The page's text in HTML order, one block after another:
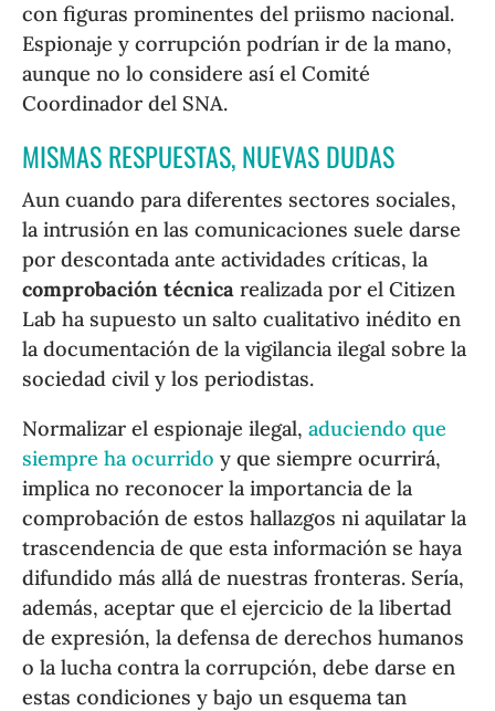
con figuras prominentes del priismo nacional.
Espionaje y corrupción podrían ir de la mano,
aunque no lo considere así el Comité
Coordinador del SNA.
MISMAS RESPUESTAS, NUEVAS DUDAS
Aun cuando para diferentes sectores sociales,
la intrusión en las comunicaciones suele darse
por descontada ante actividades críticas, la
comprobación técnica realizada por el Citizen
Lab ha supuesto un salto cualitativo inédito en
la documentación de la vigilancia ilegal sobre la
sociedad civil y los periodistas.
Normalizar el espionaje ilegal,aduciendo que
siempre ha ocurrido y que siempre ocurrirá,
implica no reconocer la importancia de la
comprobación de estos hallazgos ni aquilatar la
trascendencia de que esta información se haya
difundido más allá de nuestras fronteras. Sería,
además, aceptar que el ejercicio de la libertad
de expresión, la defensa de derechos humanos
o la lucha contra la corrupción, debe darse en
estas condiciones y bajo un esquema tan